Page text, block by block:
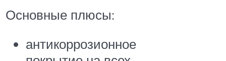
Основные плюсы:
антикоррозионное